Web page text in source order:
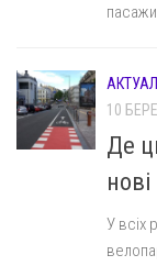
10
Де
У всіх